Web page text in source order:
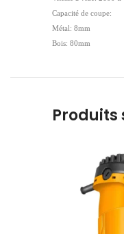
Capacité de coupe:
Métal: 8mm
Bois: 80mm
Produits